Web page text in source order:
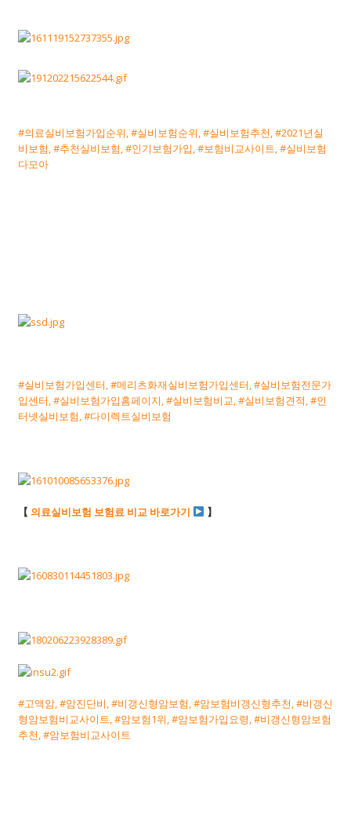
#의료실비보험가입순위, #실비보험순위, #실비보험추천, #2021년실
비보험, #추천실비보험, #인기보험가입, #보험비교사이트, #실비보험
다모아
#실비보험가입센터, #메리츠화재실비보험가입센터, #실비보험전문가
입센터, #실비보험가입홈페이지, #실비보험비교, #실비보험견적, #인
터넷실비보험, #다이렉트실비보험
【 의료실비보험 보험료 비교 바로가기 】
#고액암, #암진단비, #비갱신형암보험, #암보험비갱신형추천, #비갱신
형암보험비교사이트, #암보험1위, #암보험가입요령, #비갱신형암보험
추천, #암보험비교사이트